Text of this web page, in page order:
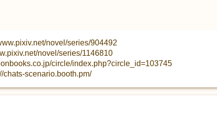
novel/series/904492
novel/series/1146810
circle/index.php?circle_id=103745
scenario.booth.pm/